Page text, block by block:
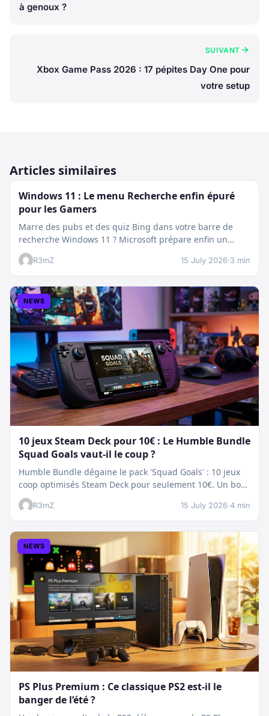
à genoux ?
SUIVANT
Xbox Game Pass 2026 : 17 pépites Day One pour
votre setup
Articles similaires
Windows 11 : Le menu Recherche enfin épuré
pour les Gamers
Marre des pubs et des quiz Bing dans votre barre de
recherche Windows 11 ? Microsoft prépare enfin un
nettoyage…
R3mZ 15 July 2026·3 min
NEWS
10 jeux Steam Deck pour 10€ : Le Humble Bundle
Squad Goals vaut-il le coup ?
Humble Bundle dégaine le pack 'Squad Goals' : 10 jeux
coop optimisés Steam Deck pour seulement 10€. Un bon
plan…
R3mZ 15 July 2026·4 min
NEWS
PS Plus Premium : Ce classique PS2 est-il le
banger de l’été ?